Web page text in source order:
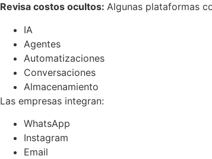
Revisa costos ocultos: Algunas plataformas
IA
Agentes
Automatizaciones
Conversaciones
Almacenamiento
Las empresas integran:
WhatsApp
Instagram
Email